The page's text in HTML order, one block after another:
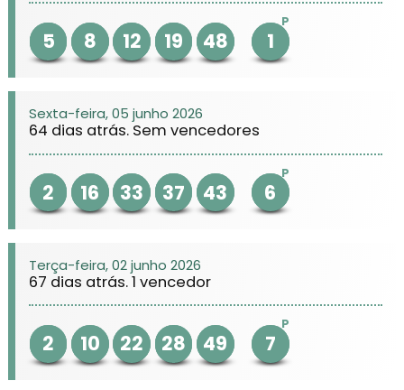
5 8 12 19 48
P
1
Sexta-feira, 05 junho 2026
64 dias atrás. Sem vencedores
2 16 33 37 43
P
6
Terça-feira, 02 junho 2026
67 dias atrás. 1 vencedor
2 10 22 28 49
P
7